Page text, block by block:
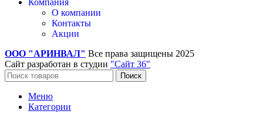
Компания
О компании
Контакты
Акции
ООО "АРИНВАЛ" Все права защищены 2025
Сайт разработан в студии "Сайт 36"
Поиск
Меню
Категории